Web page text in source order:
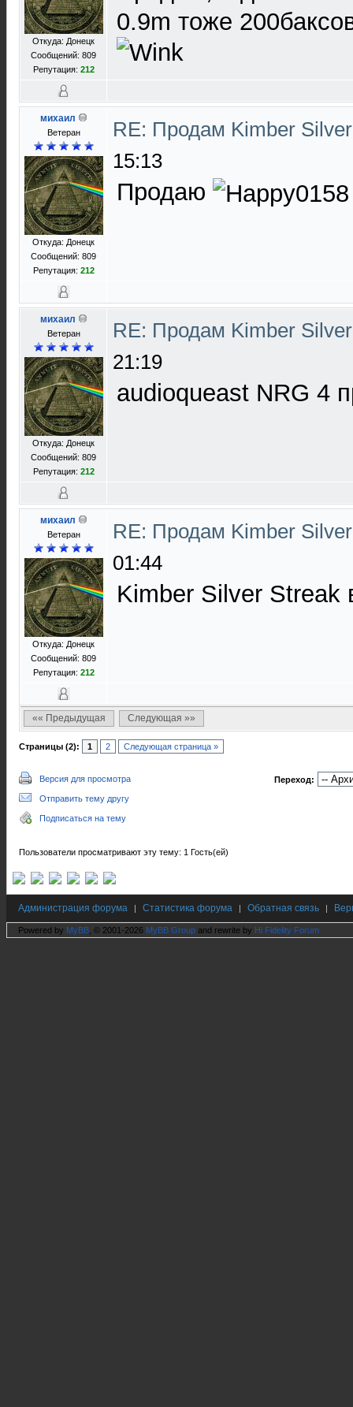
Откуда: Донецк
Сообщений: 809
Репутация: 212
0.9m тоже
михаил
Ветеран
Откуда: Донецк
Сообщений: 809
Репутация: 212
RE: Продам Kimber
15:13
Продаю
михаил
Ветеран
Откуда: Донецк
Сообщений: 809
Репутация: 212
RE: Продам Kimber
21:19
audioqueast NRG 4
михаил
Ветеран
Откуда: Донецк
Сообщений: 809
Репутация: 212
RE: Продам Kimber
01:44
Kimber Silver
«« Предыдущая Следующая »»
Страницы (2): 1 2 Следующая страница »
Версия для просмотра
Отправить тему другу
Подписаться на тему
Переход:
Пользователи просматривают эту тему: 1 Гость(ей)
Администрация форума | Статистика форума | Обратная связь |
Powered by MyBB , © 2001-2026 MyBB Group and rewrite by Hi Fidelity Forum